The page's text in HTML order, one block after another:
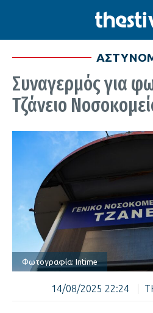
Συναγερμός για
Τζάνειο
Φωτογραφία: Intime
14/08/2025 22:24